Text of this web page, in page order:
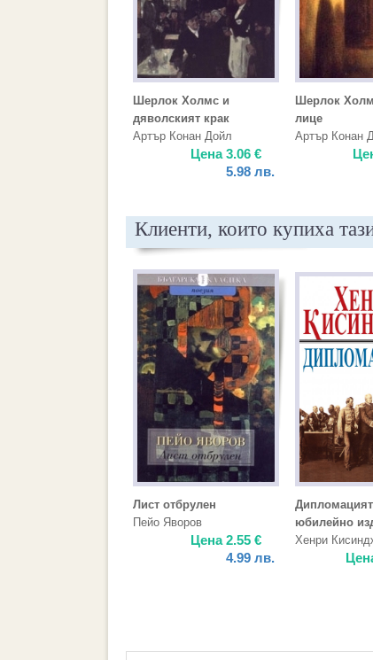
Шерлок Холмс и
дяволският крак
Артър Конан Дойл
Цена3.06 €
5.98 лв.
Шерлок
лице
Артър Конан
Клиенти, които купиха
Лист отбрулен
Пейо Яворов
Цена2.55 €
4.99 лв.
юбилейно
Хенри